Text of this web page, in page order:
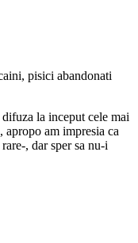
pisici abandonati
la inceput cele mai
apropo am impresia ca
, dar sper sa nu-i